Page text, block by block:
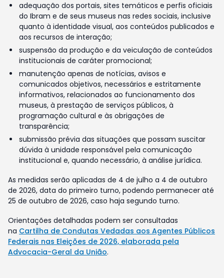
adequação dos portais, sites temáticos e perfis oficiais
do Ibram e de seus museus nas redes sociais, inclusive
quanto à identidade visual, aos conteúdos publicados e
aos recursos de interação;
suspensão da produção e da veiculação de conteúdos
institucionais de caráter promocional;
manutenção apenas de notícias, avisos e
comunicados objetivos, necessários e estritamente
informativos, relacionados ao funcionamento dos
museus, à prestação de serviços públicos, à
programação cultural e às obrigações de
transparência;
submissão prévia das situações que possam suscitar
dúvida à unidade responsável pela comunicação
institucional e, quando necessário, à análise jurídica.
As medidas serão aplicadas de 4 de julho a 4 de outubro
de 2026, data do primeiro turno, podendo permanecer até
25 de outubro de 2026, caso haja segundo turno.
Orientações detalhadas podem ser consultadas
na Cartilha de Condutas Vedadas aos Agentes Públicos
Federais nas Eleições de 2026, elaborada pela
Advocacia-Geral da União.